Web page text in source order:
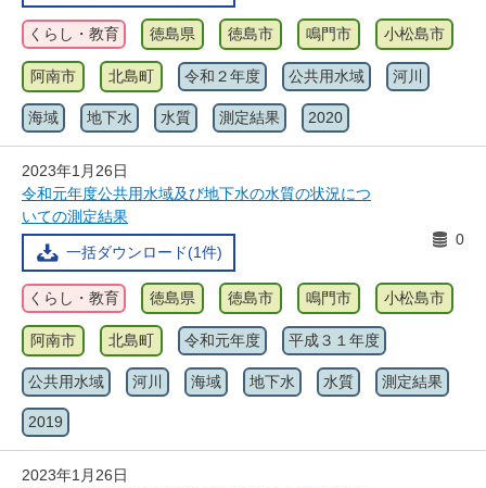
くらし・教育 徳島県 徳島市 鳴門市 小松島市
阿南市 北島町 令和２年度 公共用水域 河川
海域 地下水 水質 測定結果 2020
2023年1月26日
令和元年度公共用水域及び地下水の水質の状況につ
いての測定結果
一括ダウンロード(1件)
0
くらし・教育 徳島県 徳島市 鳴門市 小松島市
阿南市 北島町 令和元年度 平成３１年度
公共用水域 河川 海域 地下水 水質 測定結果
2019
2023年1月26日